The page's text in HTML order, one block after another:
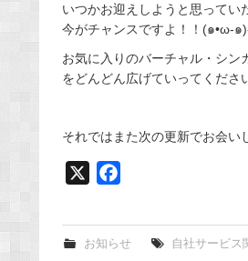
いつかお迎えしようと思ってい
今がチャンスですよ！！ (๑•ω-๑
お気に入りのバーチャル・シン
をどんどん広げていってくださ
それではまた次の更新でお会い
e
お知らせ 自社サービス